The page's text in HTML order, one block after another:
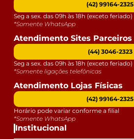
Institucional
(42) 99164-2325
Seg a sex. das 09h às 18h (exceto feriado)
*Somente WhatsApp
Atendimento Sites Parceiros
(44) 3046-2323
Seg a sex. das 09h às 18h (exceto feriado)
*Somente ligações telefônicas
Atendimento Lojas Físicas
(42) 99164-2325
Horário pode variar conforme a filial
*Somente WhatsApp